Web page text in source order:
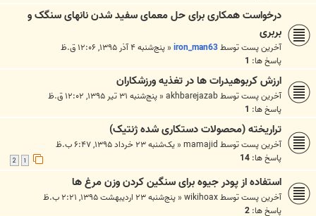
درخواست همکاری برای حل معمای سفید شدن نانهای سنگک و
بربری
آخرین پست توسطiron_man63
« پنج‌شنبه ۴ آذر ۱۳۹۵, ۱۲:۰۶ ق.ظ
پاسخ ها: 1
ارزش كربوهيدرات ها در تغذيه ورزشكاران
آخرین پست توسطakhbarejazab
« پنج‌شنبه ۳۱ تیر ۱۳۹۵, ۱۲:۰۲ ق.ظ
پاسخ ها: 1
تراریخته (محصولات دستکاری شده ژنتیک)
آخرین پست توسطmamajid
« یک‌شنبه ۲۳ خرداد ۱۳۹۵, ۶:۴۷ ب.ظ
پاسخ ها: 14
استفاده از پودر جیوه برای سنگین کردن وزن مرغ ها
آخرین پست توسطwikihoax
« پنج‌شنبه ۲۳ اردیبهشت ۱۳۹۵, ۲:۲۱ ب.ظ
پاسخ ها: 2